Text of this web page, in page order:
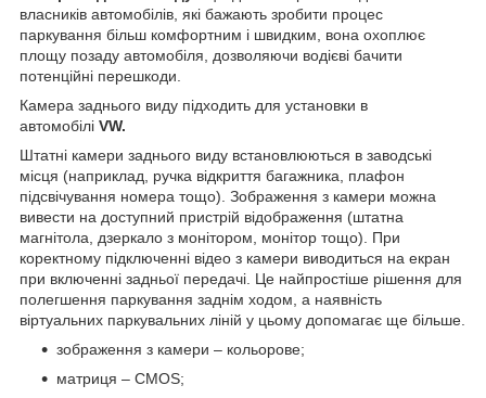
власників автомобілів, які бажають зробити процес
паркування більш комфортним і швидким, вона охоплює
площу позаду автомобіля, дозволяючи водієві бачити
потенційні перешкоди.
Камера заднього виду підходить для установки в
автомобілі VW.
Штатні камери заднього виду встановлюються в заводські
місця (наприклад, ручка відкриття багажника, плафон
підсвічування номера тощо). Зображення з камери можна
вивести на доступний пристрій відображення (штатна
магнітола, дзеркало з монітором, монітор тощо). При
коректному підключенні відео з камери виводиться на екран
при включенні задньої передачі. Це найпростіше рішення для
полегшення паркування заднім ходом, а наявність
віртуальних паркувальних ліній у цьому допомагає ще більше.
зображення з камери – кольорове;
матриця – CMOS;